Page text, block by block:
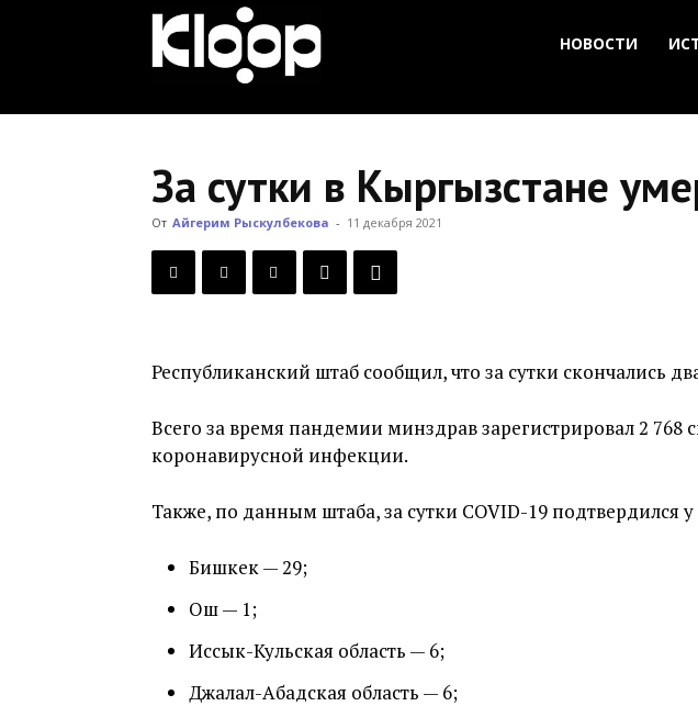
Новости
НОВОСТИ
За сутки в Кыргызстане
От Айгерим Рыскулбекова - 11 декабря 2021
Республиканский штаб сообщил, что за сутки скончались
Всего за время пандемии минздрав зарегистрировал 2 768
коронавирусной инфекции.
Также, по данным штаба, за сутки COVID-19 подтвердился у
Бишкек — 29;
Ош — 1;
Иссык-Кульская область — 6;
Джалал-Абадская область — 6;